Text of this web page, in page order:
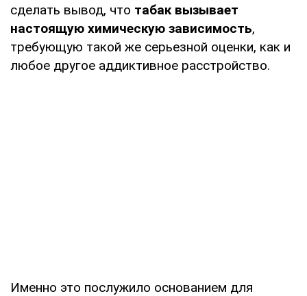
сделать вывод, что табаквызывает
настоящую химическую зависимость,
требующую такой же серьезной оценки, как и
любое другое аддиктивное расстройство.
Именно это послужило основанием для